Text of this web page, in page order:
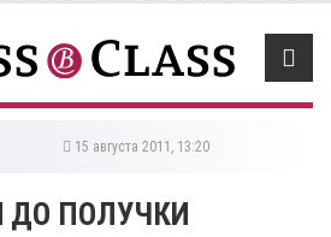
15 августа 2011, 13:20
ДО ПОЛУЧКИ